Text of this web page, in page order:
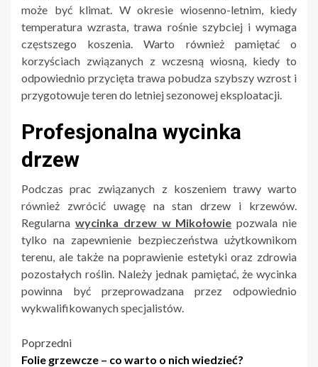
może być klimat. W okresie wiosenno-letnim, kiedy
temperatura wzrasta, trawa rośnie szybciej i wymaga
częstszego koszenia. Warto również pamiętać o
korzyściach związanych z wczesną wiosną, kiedy to
odpowiednio przycięta trawa pobudza szybszy wzrost i
przygotowuje teren do letniej sezonowej eksploatacji.
Profesjonalna wycinka
drzew
Podczas prac związanych z koszeniem trawy warto
również zwrócić uwagę na stan drzew i krzewów.
Regularna wycinka drzew w Mikołowie pozwala nie
tylko na zapewnienie bezpieczeństwa użytkownikom
terenu, ale także na poprawienie estetyki oraz zdrowia
pozostałych roślin. Należy jednak pamiętać, że wycinka
powinna być przeprowadzana przez odpowiednio
wykwalifikowanych specjalistów.
Nawigacja
Poprzedni
Folie grzewcze – co warto o nich wiedzieć?